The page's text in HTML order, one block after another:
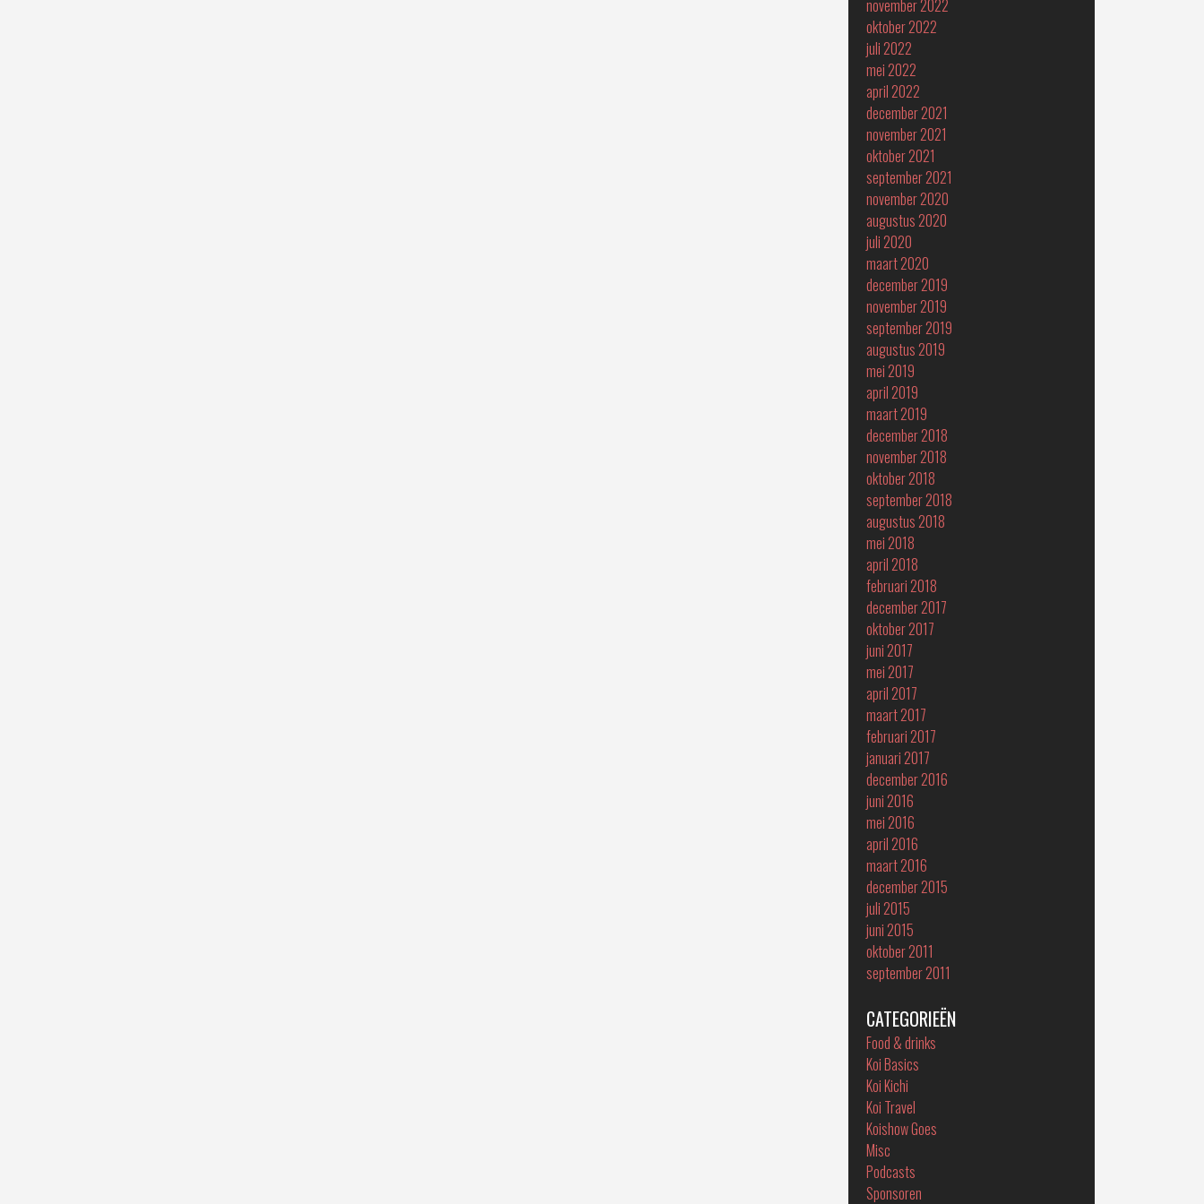
november 2022
oktober 2022
juli 2022
mei 2022
april 2022
december 2021
november 2021
oktober 2021
september 2021
november 2020
augustus 2020
juli 2020
maart 2020
december 2019
november 2019
september 2019
augustus 2019
mei 2019
april 2019
maart 2019
december 2018
november 2018
oktober 2018
september 2018
augustus 2018
mei 2018
april 2018
februari 2018
december 2017
oktober 2017
juni 2017
mei 2017
april 2017
maart 2017
februari 2017
januari 2017
december 2016
juni 2016
mei 2016
april 2016
maart 2016
december 2015
juli 2015
juni 2015
oktober 2011
september 2011
CATEGORIEËN
Food & drinks
Koi Basics
Koi Kichi
Koi Travel
Koishow Goes
Misc
Podcasts
Sponsoren